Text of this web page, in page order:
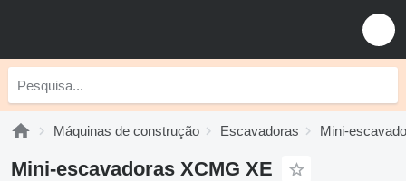
Máquinas de construção Escavadoras Mini-
Mini-escavadoras XCMG XE